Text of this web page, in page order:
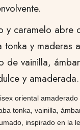
y caramelo abre
tonka y maderas
de vainilla,
y amaderada.
oriental amaderado
tonka, vainilla,
inspirado en la